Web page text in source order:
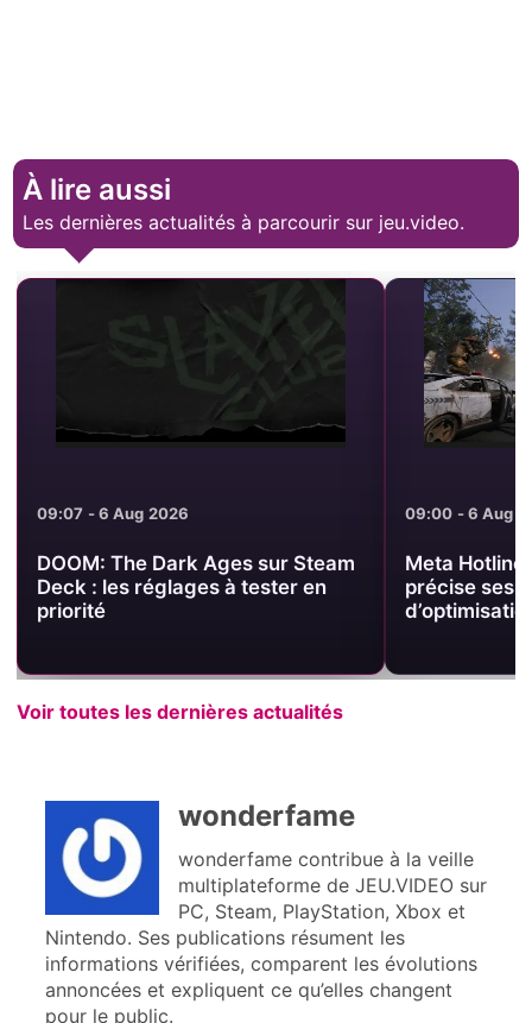
À lire aussi
Les dernières actualités à parcourir sur jeu.video.
09:07 - 6 Aug 2026
DOOM: The Dark Ages sur Steam
Deck : les réglages à tester en
priorité
09:00 - 6 Aug
Meta Hotline
précise ses
Voir toutes les dernières actualités
wonderfame
wonderfame contribue à la veille
multiplateforme de JEU.VIDEO sur
PC, Steam, PlayStation, Xbox et
Nintendo. Ses publications résument les
informations vérifiées, comparent les évolutions
annoncées et expliquent ce qu’elles changent
pour le public.